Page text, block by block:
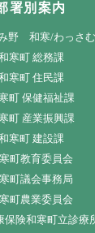
署別案内
野 和寒/わっさ
寒町 総務課
寒町 住民課
町 保健福祉課
町 産業振興課
寒町 建設課
町教育委員会
町議会事務局
町農業委員会
保険和寒町立診療